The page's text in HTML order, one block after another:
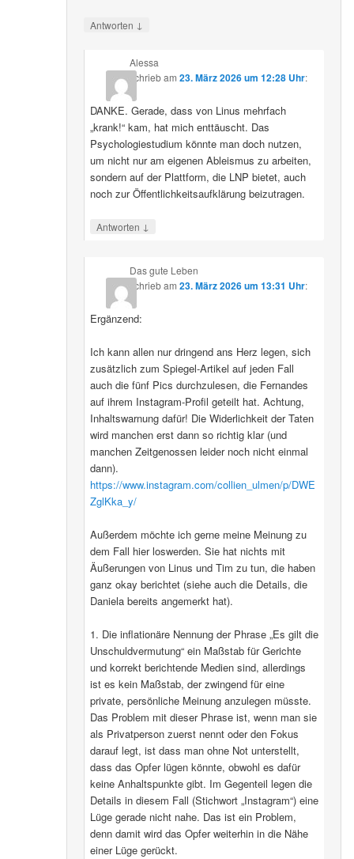
Antworten ↓
Alessa
schriebam 23. März 2026 um 12:28 Uhr:
DANKE. Gerade, dass von Linus mehrfach
„krank!“ kam, hat mich enttäuscht. Das
Psychologiestudium könnte man doch nutzen,
um nicht nur am eigenen Ableismus zu arbeiten,
sondern auf der Plattform, die LNP bietet, auch
noch zur Öffentlichkeitsaufklärung beizutragen.
Antworten ↓
Das gute Leben
schriebam 23. März 2026 um 13:31 Uhr:
Ergänzend:
Ich kann allen nur dringend ans Herz legen, sich
zusätzlich zum Spiegel-Artikel auf jeden Fall
auch die fünf Pics durchzulesen, die Fernandes
auf ihrem Instagram-Profil geteilt hat. Achtung,
Inhaltswarnung dafür! Die Widerlichkeit der Taten
wird manchen erst dann so richtig klar (und
manchen Zeitgenossen leider noch nicht einmal
dann).
https://www.instagram.com/collien_ulmen/p/DWE
ZglKka_y/
Außerdem möchte ich gerne meine Meinung zu
dem Fall hier loswerden. Sie hat nichts mit
Äußerungen von Linus und Tim zu tun, die haben
ganz okay berichtet (siehe auch die Details, die
Daniela bereits angemerkt hat).
1. Die inflationäre Nennung der Phrase „Es gilt die
Unschuldvermutung“ ein Maßstab für Gerichte
und korrekt berichtende Medien sind, allerdings
ist es kein Maßstab, der zwingend für eine
private, persönliche Meinung anzulegen müsste.
Das Problem mit dieser Phrase ist, wenn man sie
als Privatperson zuerst nennt oder den Fokus
darauf legt, ist dass man ohne Not unterstellt,
dass das Opfer lügen könnte, obwohl es dafür
keine Anhaltspunkte gibt. Im Gegenteil legen die
Details in diesem Fall (Stichwort „Instagram“) eine
Lüge gerade nicht nahe. Das ist ein Problem,
denn damit wird das Opfer weiterhin in die Nähe
einer Lüge gerückt.